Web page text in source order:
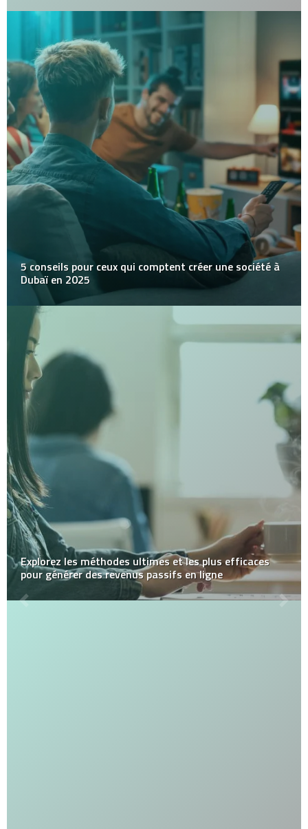
5 conseils pour ceux qui comptent créer une société à
Dubaï en 2025
Explorez les méthodes ultimes et les plus efficaces
pour générer des revenus passifs en ligne